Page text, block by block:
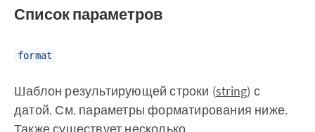
Список параметров
format
Шаблон результирующей строки (string) с
датой. См. параметры форматирования ниже.